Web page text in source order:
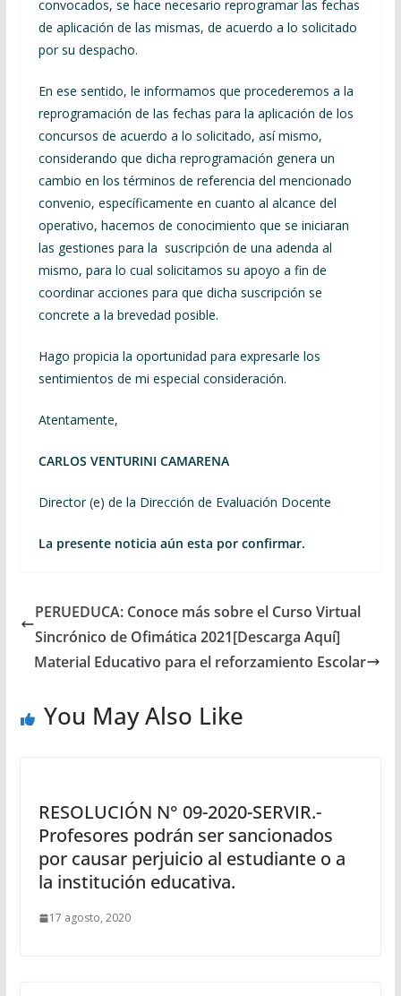
convocados, se hace necesario reprogramar las fechas
de aplicación de las mismas, de acuerdo a lo solicitado
por su despacho.
En ese sentido, le informamos que procederemos a la
reprogramación de las fechas para la aplicación de los
concursos de acuerdo a lo solicitado, así mismo,
considerando que dicha reprogramación genera un
cambio en los términos de referencia del mencionado
convenio, específicamente en cuanto al alcance del
operativo, hacemos de conocimiento que se iniciaran
las gestiones para la suscripción de una adenda al
mismo, para lo cual solicitamos su apoyo a fin de
coordinar acciones para que dicha suscripción se
concrete a la brevedad posible.
Hago propicia la oportunidad para expresarle los
sentimientos de mi especial consideración.
Atentamente,
CARLOS VENTURINI CAMARENA
Director (e) de la Dirección de Evaluación Docente
La presente noticia aún esta por confirmar.
PERUEDUCA: Conoce más sobre el Curso Virtual
Sincrónico de Ofimática 2021[Descarga Aquí]
Material Educativo para el reforzamiento Escolar
You May Also Like
RESOLUCIÓN N° 09-2020-SERVIR.-
Profesores podrán ser sancionados
por causar perjuicio al estudiante o a
la institución educativa.
17 agosto, 2020